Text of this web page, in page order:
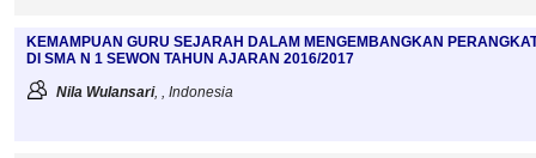
KEMAMPUAN GURU SEJARAH DALAM MENGEMBANGKAN
DI SMA N 1 SEWON TAHUN AJARAN 2016/2017
Nila Wulansari, , Indonesia